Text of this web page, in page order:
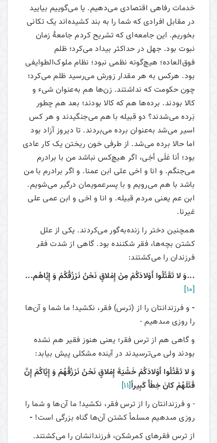
خدمات رفاهی اقتصادی می‌‌دهیم. یا می‌‌گوییم بیایید
در مقابل افرادی که شما را به بند کشیده‌اند یک تکانی
بخوریم. این جامعه‌ای که تشریح کردم جامعۀ زمان
نبوت بود. جهل در حداکثر بیداد می‌‌کرد؛ ظلم
فوق‌العاده؛ هیچ‌گونه نظمی نبود؛ نظام ملوک‌الطوایفی
بود. هرکس به هر مقدار زورش می‌‌رسید ظلم می‌‌کرد؛
چون حکومت که نداشتند. زن‌ها هم به‌عنوان شیء و
کالا بودند. برده‌ها هم که کالا بودند؛ بعد هم چطور
بَرده می‌‌شدند؟ دو قبیله با هم می‌‌جنگیدند و هر کس
اسیر می‌‌شد به‌عنوان برده می‌‌بردند. تا دیروز آزاد بود
اما حالا برده می‌‌شد. از طرفی خون ریختن یک کار عادی
بود؛ أنا عَلَی أخِی، اگر هیچ‌کس نباشد من با برادرم
می‌‌جنگم. و انا و اخی علی ابن عمنا. و اگر برادرم با من
باشد با هم می‌‌رویم و با پسرعمویمان درگیر می‌‌شویم.
ابن عم یعنی مردم قبیله. و انا و اخی و ابن عمی علی
غیرنا.
همچنین دختر را زنده‌به‌گور می‌‌کردند. یکی از علل
کشتن بچه‌ها، فقر شکننده بود. گاهی از شدت فقر
فرزندان را می‌‌کشتند:
...وَ لا تَقْتُلُوا أَوْلادَكُمْ مِنْ إِمْلاقٍ نَحْنُ نَرْزُقُكُمْ وَ إِيَّاهُم...
[10]
- و فرزندانتان را از (ترس) فقر، نكشيد! ما شما و آن‌ها
را روزى مى‏دهيم -
و گاهی هم از ترس فقر؛ یعنی هنوز فقیر هم نشده
بودند ولی می‌‌ترسیدند در آینده مشکلی پیش بیابد:
وَ لا تَقْتُلُوا أَوْلادَكُمْ خَشْيَةَ إِمْلاقٍ نَحْنُ نَرْزُقُهُمْ وَ إِيَّاكُمْ إِنَّ
قَتْلَهُمْ كانَ خِطْأً كَبِيراً[11]
- و فرزندانتان را از ترس فقر، نكشيد! ما آن‌ها و شما را
روزى مى‏دهيم مسلماً كشتن آن‌ها گناه بزرگى است! -
از ترس فقرهای کمرشکن، فرزندانشان را می‌‌کشتند.